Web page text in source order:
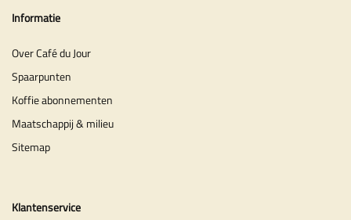
Informatie
Over Café du Jour
Spaarpunten
Koffie abonnementen
Maatschappij & milieu
Sitemap
Klantenservice